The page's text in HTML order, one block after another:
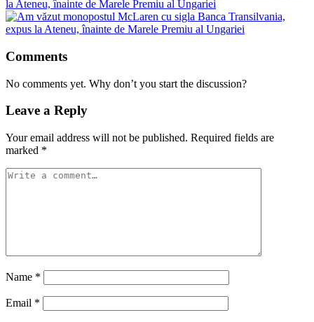
la Ateneu, înainte de Marele Premiu al Ungariei
Comments
No comments yet. Why don’t you start the discussion?
Leave a Reply
Your email address will not be published. Required fields are
marked *
Name *
Email *